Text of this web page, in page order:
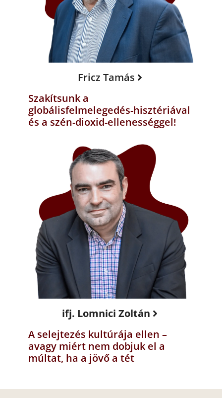
Fricz Tamás
Szakítsunk a
globálisfelmelegedés-hisztériával
és a szén-dioxid-ellenességgel!
ifj. Lomnici Zoltán
A selejtezés kultúrája ellen –
avagy miért nem dobjuk el a
múltat, ha a jövő a tét